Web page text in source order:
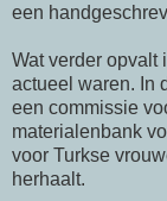
een
Wat verder opvalt
actueel waren. In
een commissie
materialenbank
voor Turkse
herhaalt.